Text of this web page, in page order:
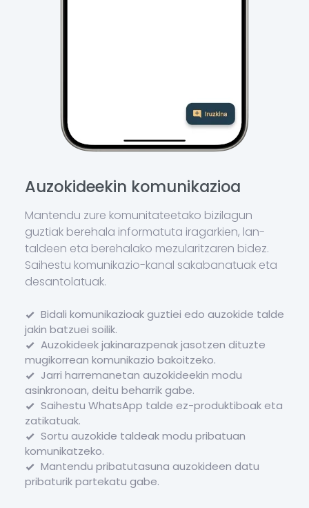
Auzokideekin komunikazioa
Mantendu zure komunitateetako bizilagun
guztiak berehala informatuta iragarkien, lan-
taldeen eta berehalako mezularitzaren bidez.
Saihestu komunikazio-kanal sakabanatuak eta
desantolatuak.
Bidali komunikazioak guztiei edo auzokide talde
jakin batzuei soilik.
Auzokideek jakinarazpenak jasotzen dituzte
mugikorrean komunikazio bakoitzeko.
Jarri harremanetan auzokideekin modu
asinkronoan, deitu beharrik gabe.
Saihestu WhatsApp talde ez-produktiboak eta
zatikatuak.
Sortu auzokide taldeak modu pribatuan
komunikatzeko.
Mantendu pribatutasuna auzokideen datu
pribaturik partekatu gabe.